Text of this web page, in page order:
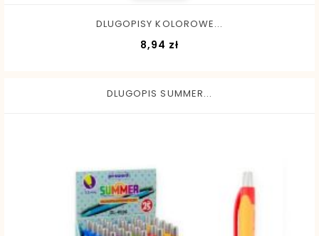
DLUGOPISY KOLOROWE...
8,94 złCena
DLUGOPIS SUMMER...